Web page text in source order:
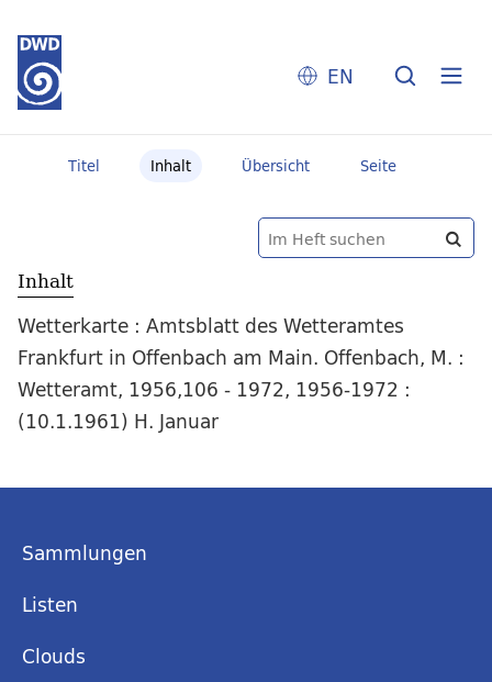
EN
Titel Inhalt Übersicht Seite
Inhalt
Wetterkarte : Amtsblatt des Wetteramtes
Frankfurt in Offenbach am Main. Offenbach, M. :
Wetteramt, 1956,106 - 1972, 1956-1972 :
(10.1.1961) H. Januar
Sammlungen
Listen
Clouds